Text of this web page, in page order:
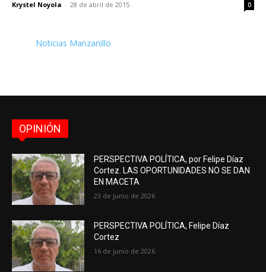
Krystel Noyola - 28 de abril de 2015 0
Noticias Manzanillo
OPINIÓN
PERSPECTIVA POLÍTICA, por Felipe Díaz
Cortez. LAS OPORTUNIDADES NO SE DAN
EN MACETA
23 de junio de 2026
PERSPECTIVA POLÍTICA, Felipe Díaz
Cortez
16 de junio de 2026